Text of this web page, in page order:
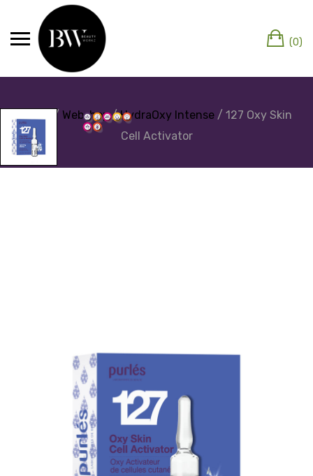
(0)
/ Webshop/HydraOxy Intense / 127 Oxy Skin
Cell Activator